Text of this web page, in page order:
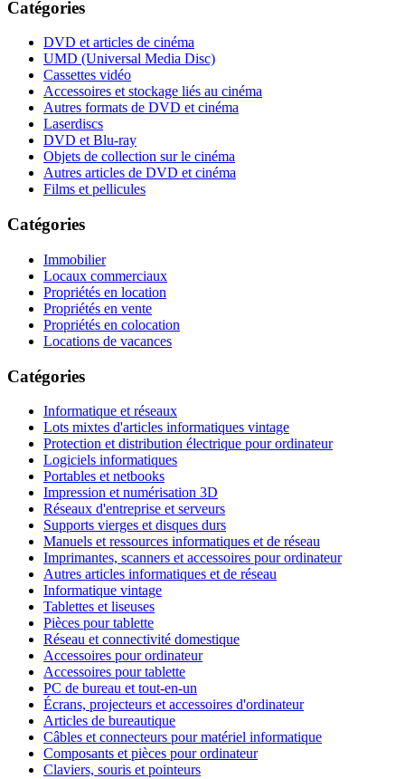
Catégories
DVD et articles de cinéma
UMD (Universal Media Disc)
Cassettes vidéo
Accessoires et stockage liés au cinéma
Autres formats de DVD et cinéma
Laserdiscs
DVD et Blu-ray
Objets de collection sur le cinéma
Autres articles de DVD et cinéma
Films et pellicules
Catégories
Immobilier
Locaux commerciaux
Propriétés en location
Propriétés en vente
Propriétés en colocation
Locations de vacances
Catégories
Informatique et réseaux
Lots mixtes d'articles informatiques vintage
Protection et distribution électrique pour ordinateur
Logiciels informatiques
Portables et netbooks
Impression et numérisation 3D
Réseaux d'entreprise et serveurs
Supports vierges et disques durs
Manuels et ressources informatiques et de réseau
Imprimantes, scanners et accessoires pour ordinateur
Autres articles informatiques et de réseau
Informatique vintage
Tablettes et liseuses
Pièces pour tablette
Réseau et connectivité domestique
Accessoires pour ordinateur
Accessoires pour tablette
PC de bureau et tout-en-un
Écrans, projecteurs et accessoires d'ordinateur
Articles de bureautique
Câbles et connecteurs pour matériel informatique
Composants et pièces pour ordinateur
Claviers, souris et pointeurs